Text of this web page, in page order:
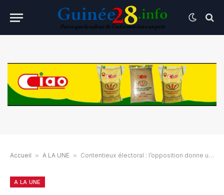
Accueil » A LA UNE » Contentieux électoral : l’opposition donne une semaine au pouvoir pour régler le problème
A LA UNE